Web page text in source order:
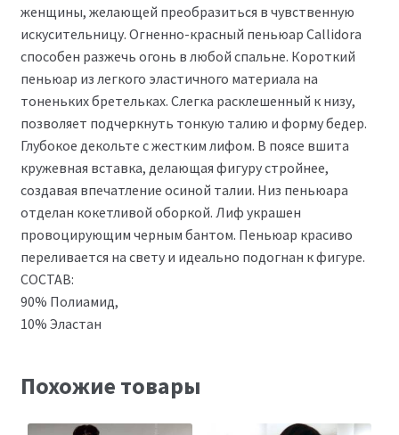
женщины, желающей преобразиться в чувственную
искусительницу. Огненно-красный пеньюар Callidora
способен разжечь огонь в любой спальне. Короткий
пеньюар из легкого эластичного материала на
тоненьких бретельках. Слегка расклешенный к низу,
позволяет подчеркнуть тонкую талию и форму бедер.
Глубокое декольте с жестким лифом. В поясе вшита
кружевная вставка, делающая фигуру стройнее,
создавая впечатление осиной талии. Низ пеньюара
отделан кокетливой оборкой. Лиф украшен
провоцирующим черным бантом. Пеньюар красиво
переливается на свету и идеально подогнан к фигуре.
СОСТАВ:
90% Полиамид,
10% Эластан
Похожие товары